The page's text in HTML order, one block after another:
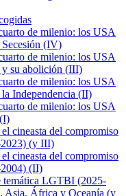
de milenio: los USA
(IV)
de milenio: los USA
y su abolición (III)
de milenio: los USA
Independencia (II)
de milenio: los USA
cineasta del compromiso
2023) (y III)
cineasta del compromiso
(II)
temática LGTBI (2025-
Asia, África y Oceanía (y